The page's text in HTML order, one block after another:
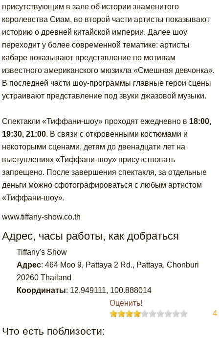
присутствующим в зале об истории знаменитого
королевства Сиам, во второй части артисты показывают
историю о древней китайской империи. Далее шоу
переходит у более современной тематике: артисты
кабаре показывают представление по мотивам
известного американского мюзикла «Смешная девчонка».
В последней части шоу-программы главные герои сцены
устраивают представление под звуки джазовой музыки.
Спектакли «Тиффани-шоу» проходят ежедневно в 18:00,
19:30, 21:00. В связи с откровенными костюмами и
некоторыми сценами, детям до двенадцати лет на
выступлениях «Тиффани-шоу» присутствовать
запрещено. После завершения спектакля, за отдельные
деньги можно сфотографироваться с любым артистом
«Тиффани-шоу».
www.tiffany-show.co.th
Адрес, часы работы, как добраться
Tiffany's Show
Адрес:464 Moo 9, Pattaya 2 Rd., Pattaya, Chonburi
20260 Thailand
Координаты: 12.949111, 100.888014
Оценить!
4
Что есть поблизости: